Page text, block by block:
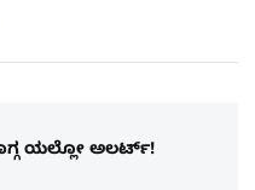
ಯಲ್ಲೋ ಅಲರ್ಟ್!